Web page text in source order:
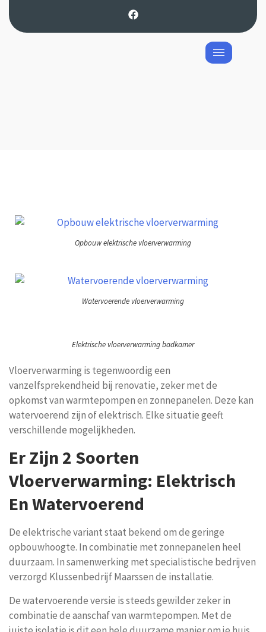
Opbouw elektrische vloerverwarming
Watervoerende vloerverwarming
Elektrische vloerverwarming badkamer
Vloerverwarming is tegenwoordig een
vanzelfsprekendheid bij renovatie, zeker met de
opkomst van warmtepompen en zonnepanelen. Deze kan
watervoerend zijn of elektrisch. Elke situatie geeft
verschillende mogelijkheden.
Er Zijn 2 Soorten
Vloerverwarming: Elektrisch
En Watervoerend
De elektrische variant staat bekend om de geringe
opbouwhoogte. In combinatie met zonnepanelen heel
duurzaam. In samenwerking met specialistische bedrijven
verzorgd Klussenbedrijf Maarssen de installatie.
De watervoerende versie is steeds gewilder zeker in
combinatie de aanschaf van warmtepompen. Met de